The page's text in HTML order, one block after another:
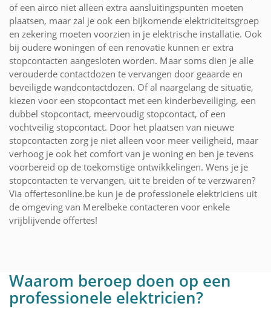
of een airco niet alleen extra aansluitingspunten moeten
plaatsen, maar zal je ook een bijkomende elektriciteitsgroep
en zekering moeten voorzien in je elektrische installatie. Ook
bij oudere woningen of een renovatie kunnen er extra
stopcontacten aangesloten worden. Maar soms dien je alle
verouderde contactdozen te vervangen door geaarde en
beveiligde wandcontactdozen. Of al naargelang de situatie,
kiezen voor een stopcontact met een kinderbeveiliging, een
dubbel stopcontact, meervoudig stopcontact, of een
vochtveilig stopcontact. Door het plaatsen van nieuwe
stopcontacten zorg je niet alleen voor meer veiligheid, maar
verhoog je ook het comfort van je woning en ben je tevens
voorbereid op de toekomstige ontwikkelingen. Wens je je
stopcontacten te vervangen, uit te breiden of te verzwaren?
Via offertesonline.be kun je de professionele elektriciens uit
de omgeving van Merelbeke contacteren voor enkele
vrijblijvende offertes!
Waarom beroep doen op een
professionele elektricien?